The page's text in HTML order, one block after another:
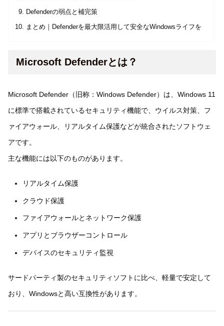
Defenderの弱点と補完策
まとめ｜Defenderを最大限活用して安全なWindowsライフを
Microsoft Defenderとは？
Microsoft Defender（旧称：Windows Defender）は、Windows 11
に標準で搭載されているセキュリティ機能で、ウイルス対策、フ
ァイアウォール、リアルタイム保護などが統合されたソフトウェ
アです。
主な機能には以下のものがあります。
リアルタイム保護
クラウド保護
ファイアウォールとネットワーク保護
アプリとブラウザーコントロール
デバイスのセキュリティ監視
サードパーティ製のセキュリティソフトに比べ、軽量で安定して
おり、Windowsと高い互換性があります。